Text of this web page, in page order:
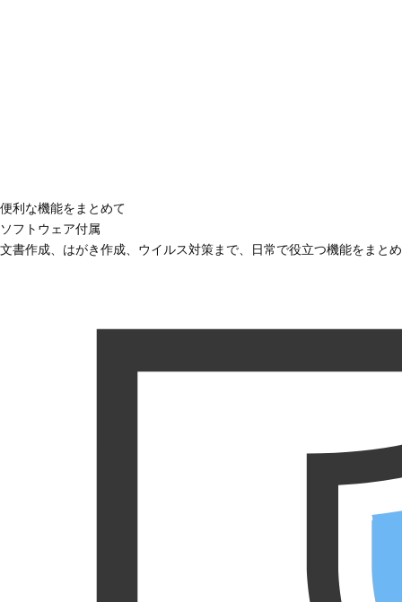
便利な機能をまとめて
ソフトウェア付属
文書作成、はがき作成、ウイルス対策まで、日常で役立つ機能をまと